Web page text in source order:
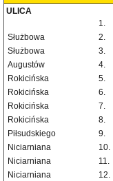
ULICA
1.
Służbowa
2.
Służbowa
3.
Augustów
4.
Rokicińska
5.
Rokicińska
6.
Rokicińska
7.
Rokicińska
8.
Piłsudskiego
9.
Niciarniana
10.
Niciarniana
11.
Niciarniana
12.